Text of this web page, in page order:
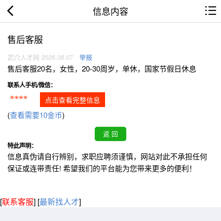
信息内容
售后客服
武穴人才网 2026.08.07 举报
售后客服20名，女性，20-30周岁，单休，国家节假日休息
联系人手机/微信：
**** 点击查看完整信息
(查看需要10金币)
特此声明：
信息真伪请自行辨别，求职应聘须谨慎，网站对此不承担任何
保证或连带责任! 希望我们的平台能为您带来更多的便利！
[联系客服] [最新找人才]